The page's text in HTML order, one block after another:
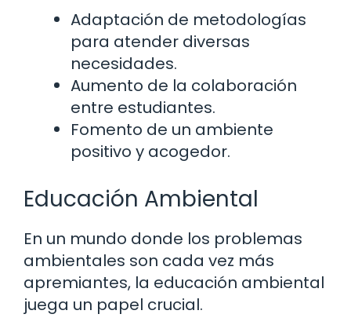
Adaptación de metodologías
para atender diversas
necesidades.
Aumento de la colaboración
entre estudiantes.
Fomento de un ambiente
positivo y acogedor.
Educación Ambiental
En un mundo donde los problemas
ambientales son cada vez más
apremiantes, la educación ambiental
juega un papel crucial.